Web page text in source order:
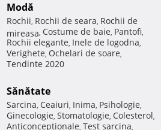
Modă
Rochii, Rochii de seara, Rochii de
mireasa, Costume de baie, Pantofi,
Rochii elegante, Inele de logodna,
Verighete, Ochelari de soare,
Tendinte 2020
Sănătate
Sarcina, Ceaiuri, Inima, Psihologie,
Ginecologie, Stomatologie, Colesterol,
Anticonceptionale, Test sarcina,